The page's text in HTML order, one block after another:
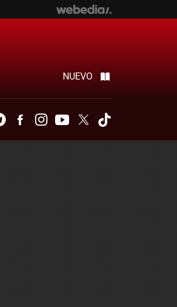
NUEVO
TelegramFacebookInstagramYoutubeTwitter